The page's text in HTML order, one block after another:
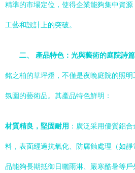
精準的市場定位，使得企業能夠集中資源
工藝和設計上的突破。
二、 產品特色：光與藝術的庭院詩篇
銘之柏的草坪燈，不僅是夜晚庭院的照
氛圍的藝術品。其產品特色鮮明：
材質精良，堅固耐用 ：廣泛采用優質鋁
料，表面經過抗氧化、防腐蝕處理（如
品能夠長期抵御日曬雨淋、嚴寒酷暑等